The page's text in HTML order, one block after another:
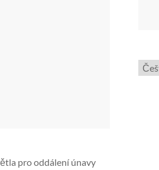
pro oddálení únavy
jazyk